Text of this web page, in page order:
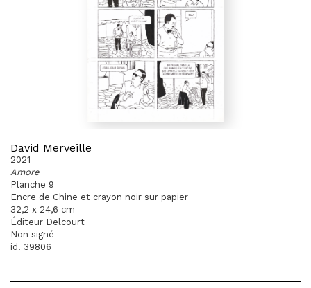
David Merveille
2021
Amore
Planche 9
Encre de Chine et crayon noir sur papier
32,2 x 24,6 cm
Éditeur Delcourt
Non signé
id. 39806